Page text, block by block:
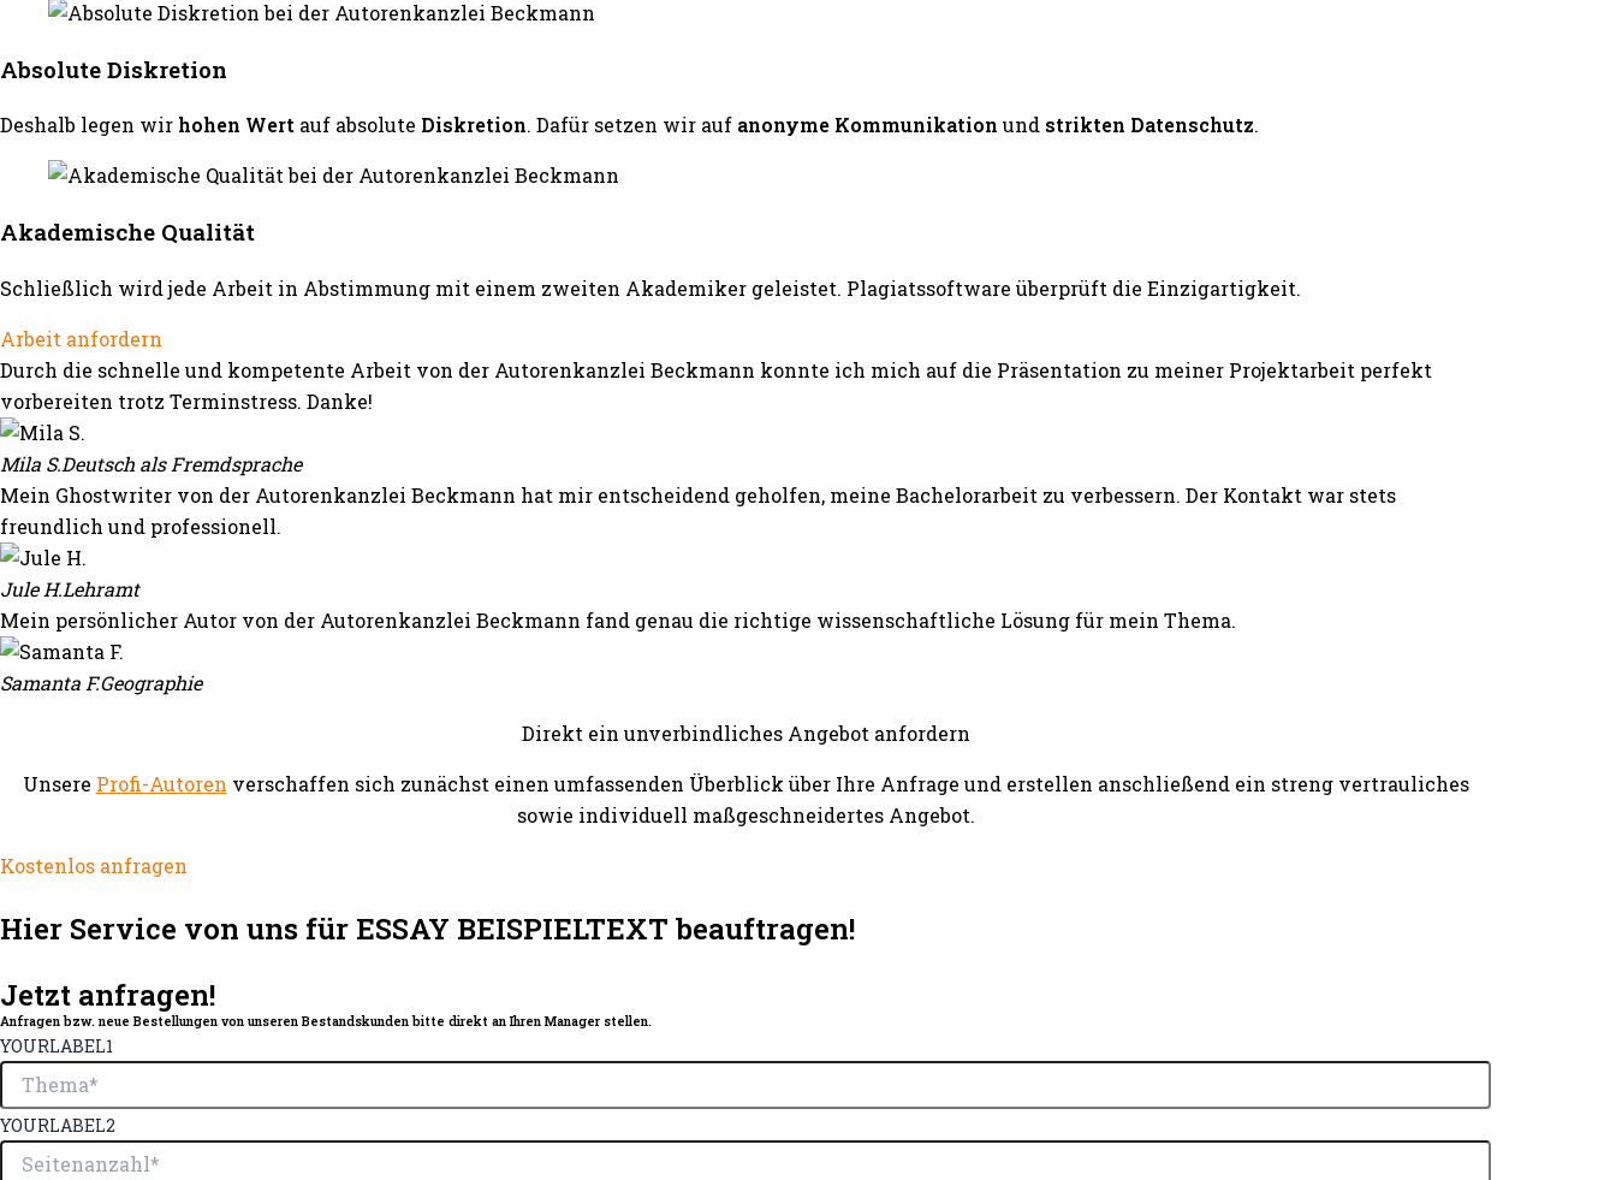
Absolute Diskretion
Deshalb legen wirhohen Wert auf absolute Diskretion. Dafür setzen wir auf anonyme Kommunikation und strikten Datenschutz.
Akademische Qualität
Schließlich wird jede Arbeit in Abstimmung mit einem zweiten Akademiker geleistet. Plagiatssoftware überprüft die Einzigartigkeit.
Arbeit anfordern
Durch die schnelle und kompetente Arbeit von der Autorenkanzlei Beckmann konnte ich mich auf die Präsentation zu meiner Projektarbeit perfekt
vorbereiten trotz Terminstress. Danke!
Mila S.Deutsch als Fremdsprache
Mein Ghostwriter von der Autorenkanzlei Beckmann hat mir entscheidend geholfen, meine Bachelorarbeit zu verbessern. Der Kontakt war stets
freundlich und professionell.
Jule H.Lehramt
Mein persönlicher Autor von der Autorenkanzlei Beckmann fand genau die richtige wissenschaftliche Lösung für mein Thema.
Samanta F.Geographie
Direkt ein unverbindliches Angebot anfordern
Unsere Profi-Autoren verschaffen sich zunächst einen umfassenden Überblick über Ihre Anfrage und erstellen anschließend ein streng vertrauliches
sowie individuell maßgeschneidertes Angebot.
Kostenlos anfragen
Hier Service von uns für ESSAY BEISPIELTEXT beauftragen!
Jetzt anfragen!
Anfragen bzw. neue Bestellungen von unseren Bestandskunden bitte direkt an Ihren Manager stellen.
YOURLABEL1
YOURLABEL2